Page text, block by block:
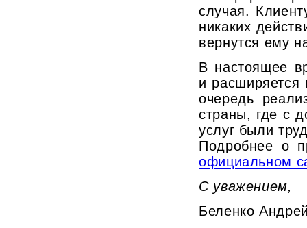
случая.
никаких
вернутся ему
В настоящее
и расширяется
очередь
страны, где с
услуг были
Подробнее о
официальном
С уважением,
Беленко